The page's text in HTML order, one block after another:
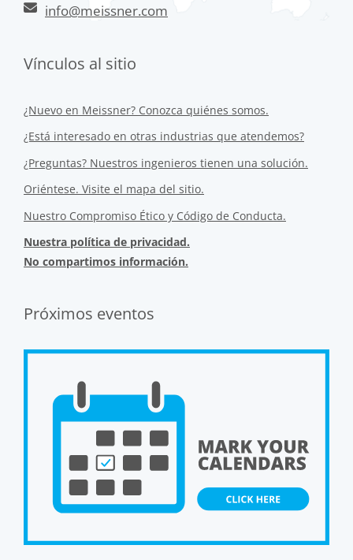
info@meissner.com
Vínculos al sitio
¿Nuevo en Meissner? Conozca quiénes somos.
¿Está interesado en otras industrias que atendemos?
¿Preguntas? Nuestros ingenieros tienen una solución.
Oriéntese. Visite el mapa del sitio.
Nuestro Compromiso Ético y Código de Conducta.
Nuestra política de privacidad.
No compartimos información.
Próximos eventos